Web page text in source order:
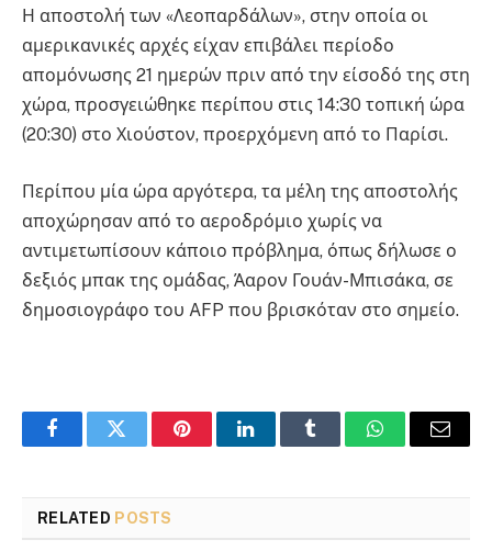
Η αποστολή των «Λεοπαρδάλων», στην οποία οι
αμερικανικές αρχές είχαν επιβάλει περίοδο
απομόνωσης 21 ημερών πριν από την είσοδό της στη
χώρα, προσγειώθηκε περίπου στις 14:30 τοπική ώρα
(20:30) στο Χιούστον, προερχόμενη από το Παρίσι.
Περίπου μία ώρα αργότερα, τα μέλη της αποστολής
αποχώρησαν από το αεροδρόμιο χωρίς να
αντιμετωπίσουν κάποιο πρόβλημα, όπως δήλωσε ο
δεξιός μπακ της ομάδας, Άαρον Γουάν-Μπισάκα, σε
δημοσιογράφο του AFP που βρισκόταν στο σημείο.
FacebookTwitter PinterestLinkedInTumblr WhatsAppEmail
RELATED POSTS